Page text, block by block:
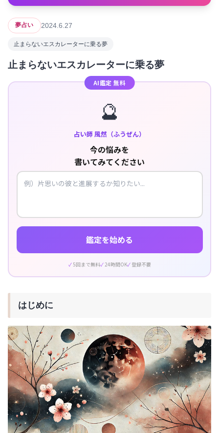
夢占い 2024.6.27
止まらないエスカレーターに乗る夢
止まらないエスカレーターに乗る夢
AI鑑定 無料
🔮
占い師 風然（ふうぜん）
今の悩みを
書いてみてください
鑑定を始める
5回まで無料 24時間OK 登録不要
はじめに